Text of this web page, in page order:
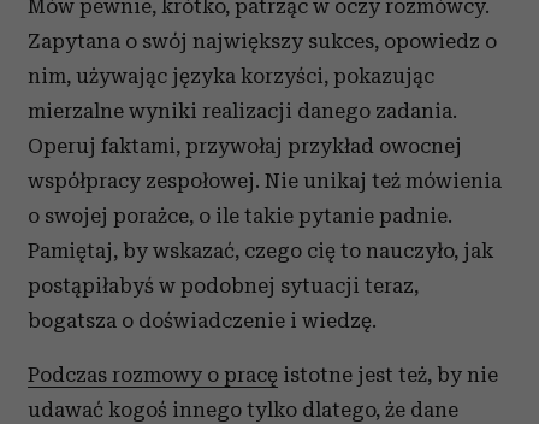
Mów pewnie, krótko, patrząc w oczy rozmówcy.
Zapytana o swój największy sukces, opowiedz o
nim, używając języka korzyści, pokazując
mierzalne wyniki realizacji danego zadania.
Operuj faktami, przywołaj przykład owocnej
współpracy zespołowej. Nie unikaj też mówienia
o swojej porażce, o ile takie pytanie padnie.
Pamiętaj, by wskazać, czego cię to nauczyło, jak
postąpiłabyś w podobnej sytuacji teraz,
bogatsza o doświadczenie i wiedzę.
Podczas rozmowy o pracę istotne jest też, by nie
udawać kogoś innego tylko dlatego, że dane